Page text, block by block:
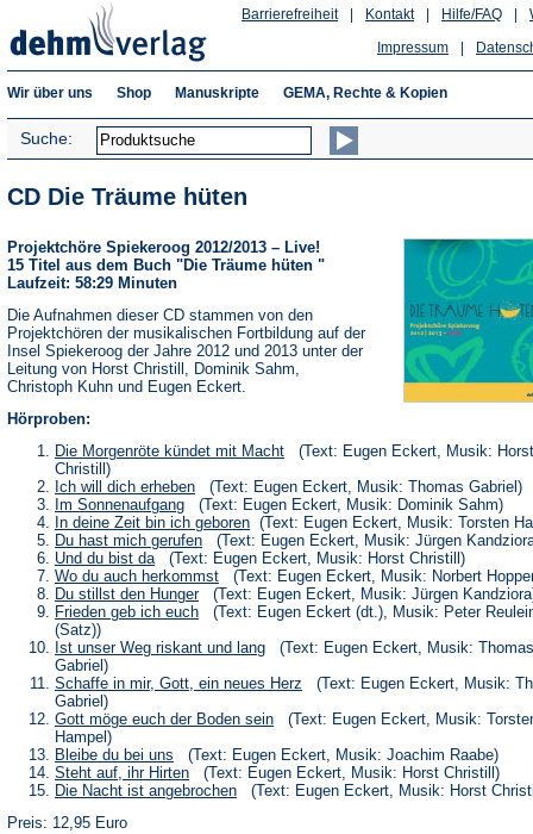
Hilfe/FAQ
Kontakt
Barrierefreiheit
Impressum
Wir über uns Shop Manuskripte GEMA, Rechte & Kopien
Suche:
CD Die Träume hüten
Projektchöre Spiekeroog 2012/2013 – Live!
15 Titel aus dem Buch "Die Träume hüten "
Laufzeit: 58:29 Minuten
Die Aufnahmen dieser CD stammen von den
Projektchören der musikalischen Fortbildung auf der
Insel Spiekeroog der Jahre 2012 und 2013 unter der
Leitung von Horst Christill, Dominik Sahm,
Christoph Kuhn und Eugen Eckert.
Hörproben:
Die Morgenröte kündet mit Macht(Öffnet
einem
neuen
Tab)
(Text: Eugen Eckert, Musik: Horst
Christill)
Ich will dich erheben(Öffnet
in
einem
neuen
Tab)
(Text: Eugen Eckert, Musik: Thomas Gabriel)
Im Sonnenaufgang(Öffnet
in
einem
neuen
Tab)
(Text: Eugen Eckert, Musik: Dominik Sahm)
In deine Zeit bin ich geboren(Öffnet
in
einem
neuen
Tab)
(Text: Eugen Eckert, Musik: Torsten
Du hast mich gerufen(Öffnet
in
einem
neuen
Tab)
(Text: Eugen Eckert, Musik: Jürgen
Und du bist da(Öffnet
in
einem
neuen
Tab)
(Text: Eugen Eckert, Musik: Horst Christill)
Wo du auch herkommst(Öffnet
in
einem
Tab)
(Text: Eugen Eckert, Musik: Norbert
Du stillst den Hunger(Öffnet
in
einem
neuen
Tab)
(Text: Eugen Eckert, Musik: Jürgen
Frieden geb ich euch(Öffnet
einem
neuen
Tab)
(Text: Eugen Eckert (dt.), Musik: Peter
(Satz))
Ist unser Weg riskant und lang(Öffnet
einem
neuen
Tab)
(Text: Eugen Eckert, Musik: Thomas
Gabriel)
Schaffe in mir, Gott, ein neues Herz (Öffnet
einem
Tab)
(Text: Eugen Eckert, Musik:
Gabriel)
Gott möge euch der Boden sein(Öffnet
einem
neuen
Tab)
(Text: Eugen Eckert, Musik:
Hampel)
Bleibe du bei uns (Öffnet
in
einem
neuen
(Text: Eugen Eckert, Musik: Joachim Raabe)
Steht auf, ihr Hirten(Öffnet
in
(Text: Eugen Eckert, Musik: Horst Christill)
Die Nacht ist angebrochen(Öffnet
(Text: Eugen Eckert, Musik: Horst
Preis: 12,95 Euro